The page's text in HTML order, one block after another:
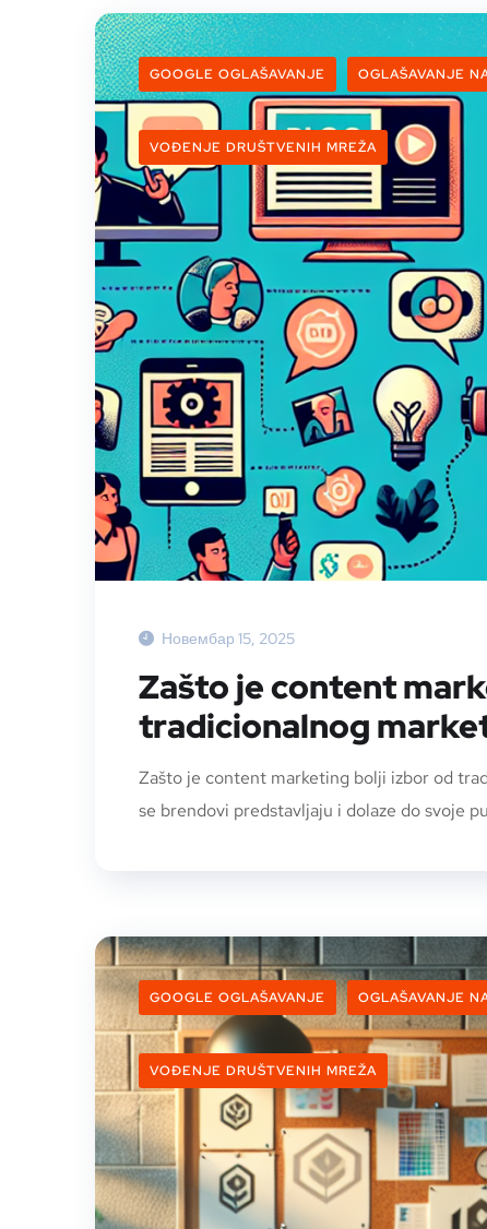
GOOGLE OGLAŠAVANJE OGLAŠAVANJE
VOĐENJE DRUŠTVENIH MREŽA
Новембар 15, 2025
Zašto je content
tradicionalnog
Zašto je content marketing bolji izbor od
se brendovi predstavljaju i dolaze do svoje
GOOGLE OGLAŠAVANJE OGLAŠAVANJE
VOĐENJE DRUŠTVENIH MREŽA